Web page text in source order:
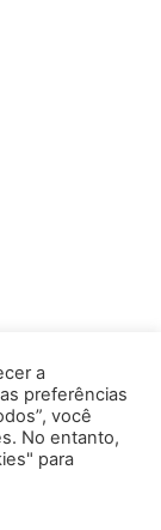
a
preferências
você
No entanto,
para